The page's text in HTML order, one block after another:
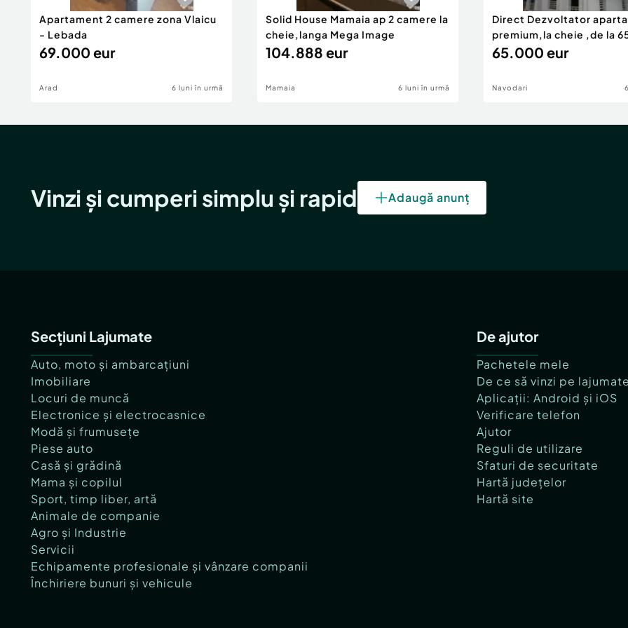
Apartament 2 camere zona Vlaicu
- Lebada
69.000 eur
Arad 6 luni în urmă
Solid House Mamaia ap 2 camere la
cheie,langa Mega Image
104.888 eur
Mamaia 6 luni în urmă
Direct Dezvoltator
premium,la cheie ,de la
eur
65.000 eur
Navodari
Vinzi și cumperi simplu și rapid Adaugă anunț
Secțiuni Lajumate
Auto, moto și ambarcațiuni
Imobiliare
Locuri de muncă
Electronice și electrocasnice
Modă și frumusețe
Piese auto
Casă și grădină
Mama și copilul
Sport, timp liber, artă
Animale de companie
Agro și Industrie
Servicii
Echipamente profesionale și vânzare companii
Închiriere bunuri și vehicule
De ajutor
Pachetele mele
De ce să vinzi pe
Aplicații: Android și iOS
Verificare telefon
Ajutor
Reguli de utilizare
Sfaturi de securitate
Hartă județelor
Hartă site